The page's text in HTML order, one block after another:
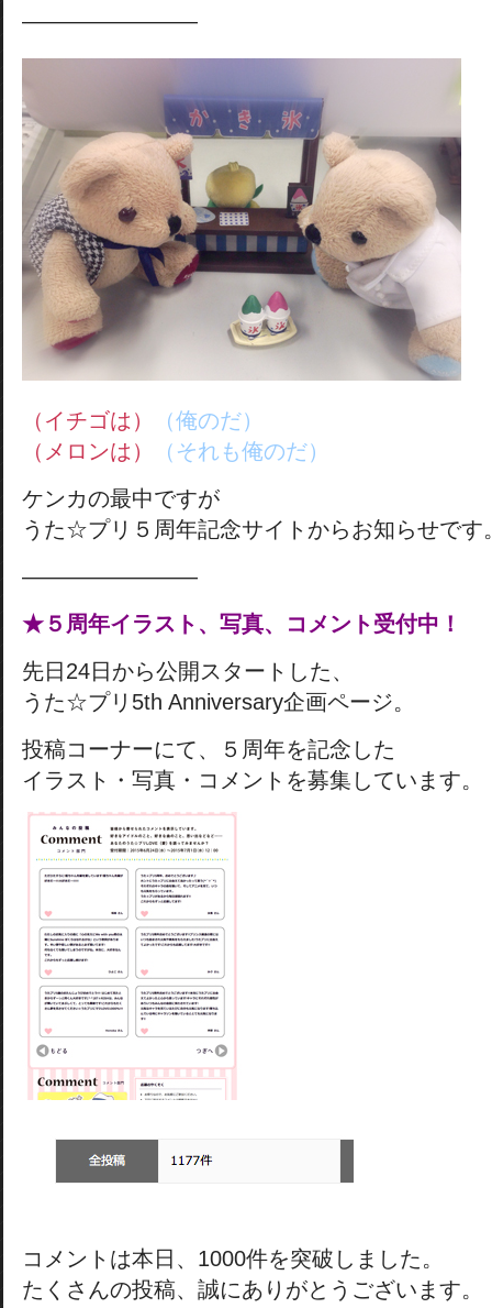
————————
（イチゴは）
（俺のだ）
（メロンは）
（それも俺のだ）
ケンカの最中ですが
うた☆プリ５周年記念サイトからお知らせです
————————
★５周年イラスト、写真、コメント受付中！
先日24日から公開スタートした、
うた☆プリ5th Anniversary企画ページ。
投稿コーナーにて、５周年を記念した
イラスト・写真・コメントを募集しています。
コメントは本日、1000件を突破しました。
たくさんの投稿、誠にありがとうございます。